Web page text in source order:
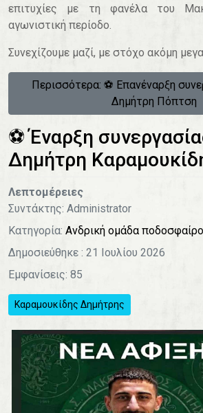
επιτυχίες με τη φανέλα του
αγωνιστική περίοδο.
Συνεχίζουμε μαζί, με στόχο ακόμη
Περισσότερα: ⚽️ Επανέναρξη
Δημήτρη Πόπτση
⚽️ Έναρξη
Δημήτρη
Λεπτομέρειες
Συντάκτης: Administrator
Κατηγορία: Ανδρική ομάδα
Δημοσιεύθηκε : 21 Ιουλίου 2026
Εμφανίσεις: 85
Καραμουκίδης Δημήτρης